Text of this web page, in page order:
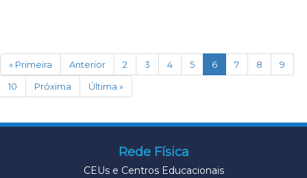
« Primeira Anterior 2 3 4 5 6(current)
7 8
9
10
Próxima Última »
Rede Física
CEUs e Centros Educacionais